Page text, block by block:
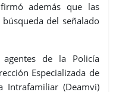
además que las
del señalado
de la Policía
Especializada de
Intrafamiliar (Deamvi)